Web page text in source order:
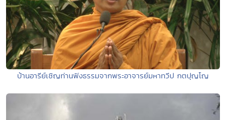
บ้านอารีย์เชิญท่านฟังธรรมจากพระอาจารย์มหาทวีป กตปุญโญ